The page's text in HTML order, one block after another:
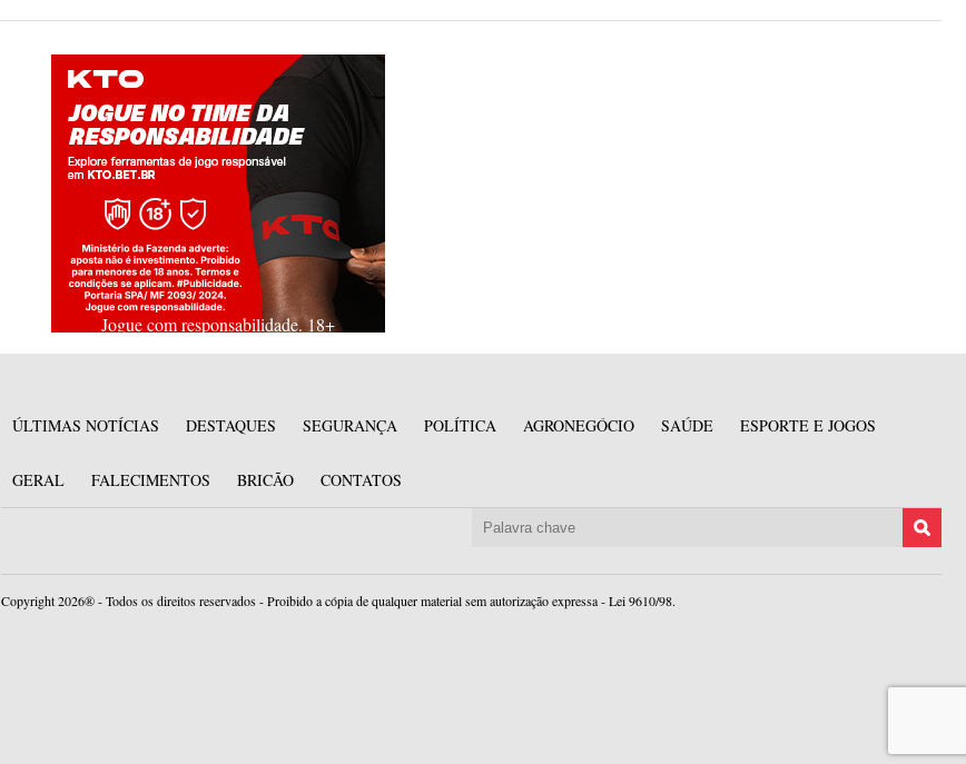
Jogue com responsabilidade. 18+
ÚLTIMAS NOTÍCIAS DESTAQUES SEGURANÇA POLÍTICA AGRONEGÓCIO SAÚDE ESPORTE E JOGOS
GERAL FALECIMENTOS BRICÃO CONTATOS
Copyright 2026® - Todos os direitos reservados - Proibido a cópia de qualquer material sem autorização expressa - Lei 9610/98.